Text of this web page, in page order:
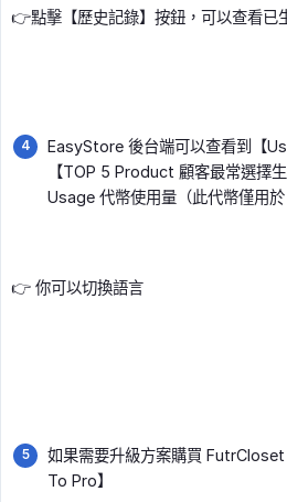
👉點擊【歷史記錄】按鈕，可以查看已
EasyStore 後台端可以查看到【
【TOP 5 Product 顧客最常選擇
Usage 代幣使用量（此代幣僅用
👉 你可以切換語言
如果需要升級方案購買
To Pro】